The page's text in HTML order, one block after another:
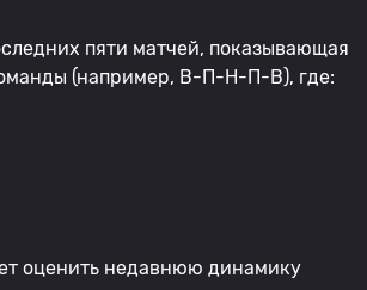
пяти матчей, показывающая
(например, В-П-Н-П-В), где:
оценить недавнюю динамику